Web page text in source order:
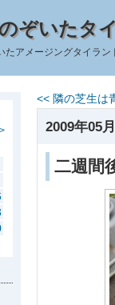
ぞいたタ
たアメージングタイラ
<< 隣の芝生は
2009年05
二週間